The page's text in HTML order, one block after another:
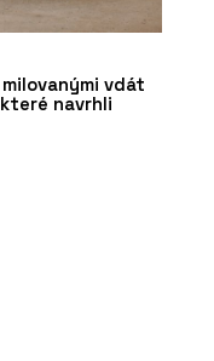
vdát
navrhli